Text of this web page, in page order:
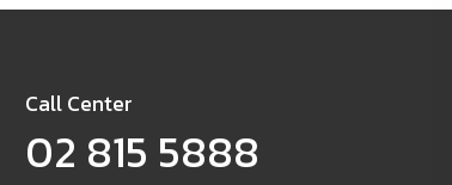
Call Center
02 815 5888